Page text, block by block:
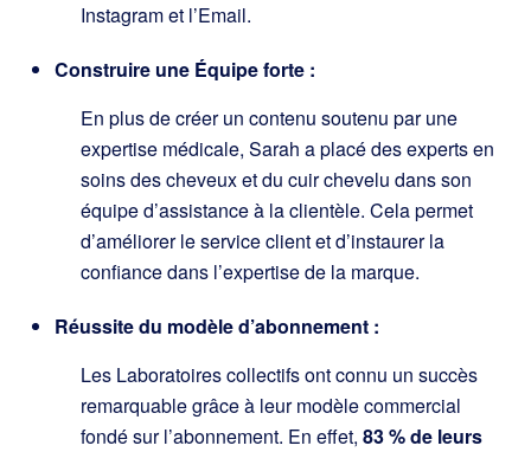
Instagram et l’Email.
Construire une Équipe forte :
En plus de créer un contenu soutenu par une
expertise médicale, Sarah a placé des experts en
soins des cheveux et du cuir chevelu dans son
équipe d’assistance à la clientèle. Cela permet
d’améliorer le service client et d’instaurer la
confiance dans l’expertise de la marque.
Réussite du modèle d’abonnement :
Les Laboratoires collectifs ont connu un succès
remarquable grâce à leur modèle commercial
fondé sur l’abonnement. En effet, 83 % de leurs